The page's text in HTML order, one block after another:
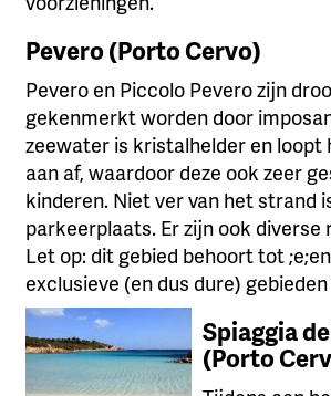
Pevero (Porto Cervo)
Pevero en Piccolo Pevero zijn
gekenmerkt worden door
zeewater is kristalhelder en loopt
aan af, waardoor deze ook zeer
kinderen. Niet ver van het strand
parkeerplaats. Er zijn ook
Let op: dit gebied behoort tot
exclusieve (en dus dure)
Spiaggia
(Porto